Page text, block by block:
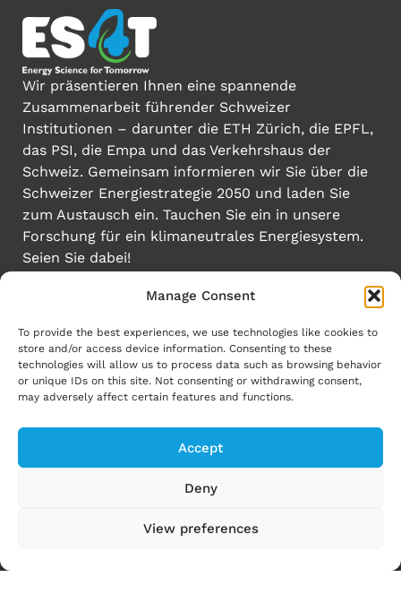
Manage Consent
To provide the best experiences, we use technologies like cookies to
store and/or access device information. Consenting to these
technologies will allow us to process data such as browsing behavior
or unique IDs on this site. Not consenting or withdrawing consent,
may adversely affect certain features and functions.
Accept
Deny
View preferences
Wir präsentieren Ihnen eine spannende
Zusammenarbeit führender Schweizer
Institutionen – darunter die ETH Zürich, die EPFL,
das PSI, die Empa und das Verkehrshaus der
Schweiz. Gemeinsam informieren wir Sie über die
Schweizer Energiestrategie 2050 und laden Sie
zum Austausch ein. Tauchen Sie ein in unsere
Forschung für ein klimaneutrales Energiesystem.
Seien Sie dabei!
Links
Homepage
Energiewende
Energy Explorers